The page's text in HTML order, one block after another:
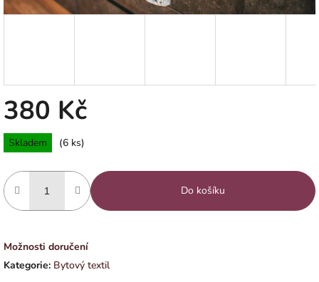
380 Kč
Měrná
cena:
Skladem (6 ks)
Do košíku
Možnosti doručení
Kategorie: Bytový textil